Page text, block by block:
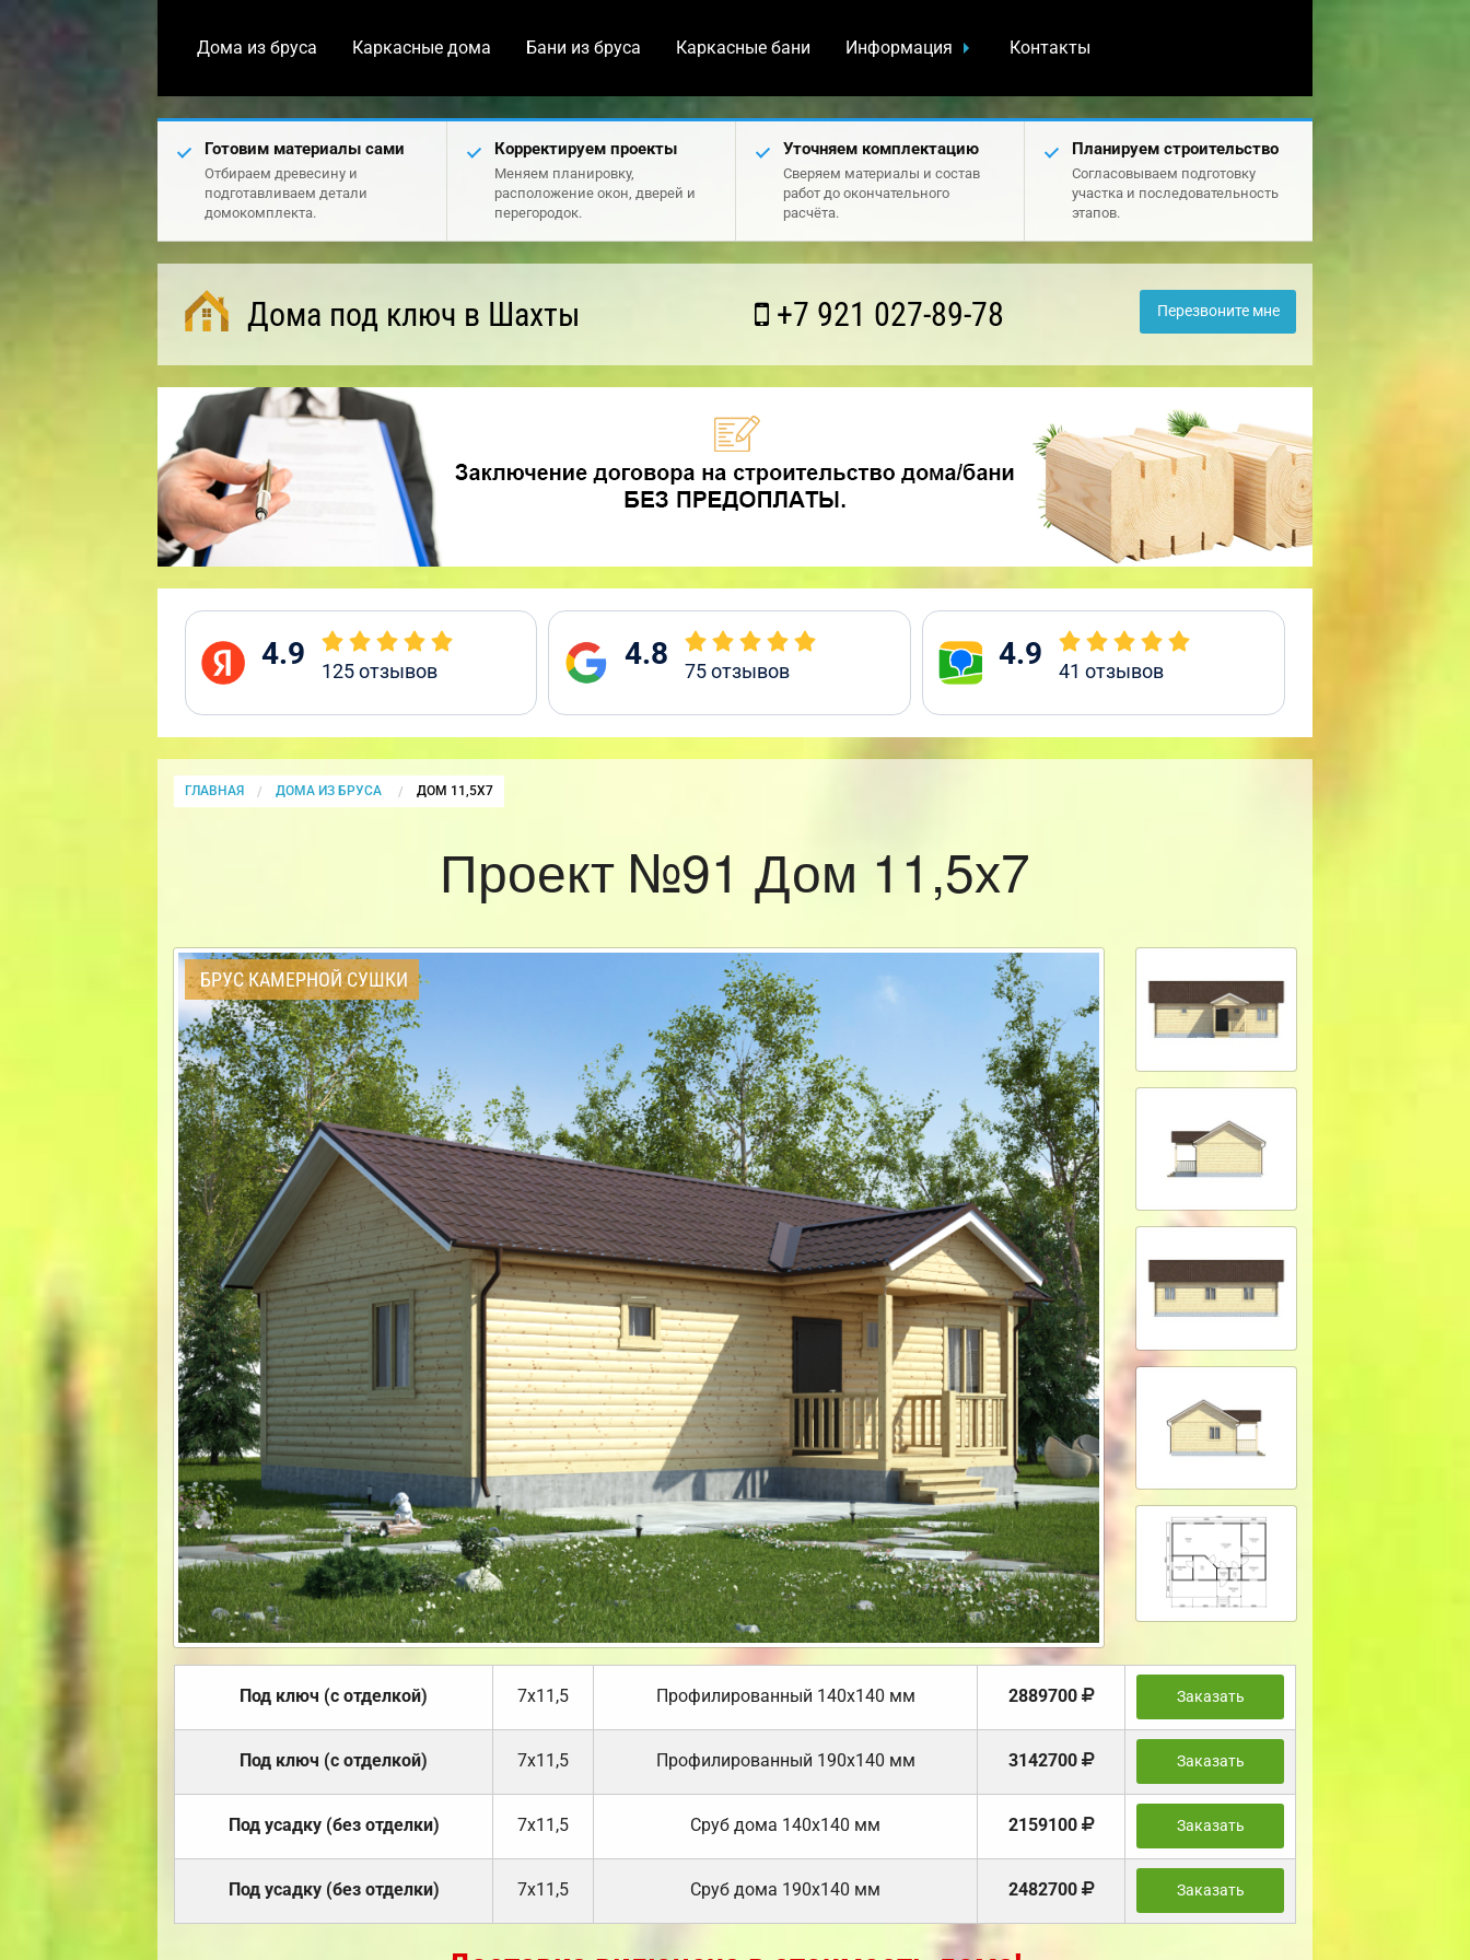
Дома из бруса Каркасные дома Бани из бруса Каркасные бани Информация Контакты
Готовим материалы сами
Отбираем древесину и
подготавливаем детали
домокомплекта.
Корректируем проекты
Меняем планировку,
расположение окон, дверей и
перегородок.
Уточняем комплектацию
Сверяем материалы и состав
работ до окончательного
расчёта.
Планируем строительство
Согласовываем подготовку
участка и последовательность
этапов.
Дома под ключ в Шахты +7 921 027-89-78 Перезвоните мне
4.9 125отзывов 4.8 75отзывов 4.9 41 отзывов
ГЛАВНАЯ ДОМА ИЗ БРУСА CURRENT:
ДОМ 11,5Х7
Проект №91 Дом 11,5х7
БРУС КАМЕРНОЙ СУШКИ
Под ключ (с отделкой) 7х11,5 Профилированный 140х140 мм 2889700 Заказать
Под ключ (с отделкой) 7х11,5 Профилированный 190х140 мм 3142700 Заказать
Под усадку (без отделки) 7х11,5 Cруб дома 140х140 мм 2159100 Заказать
Под усадку (без отделки) 7х11,5 Cруб дома 190х140 мм 2482700 Заказать